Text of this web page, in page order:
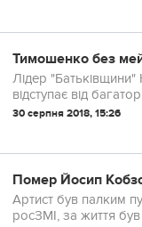
Тимошенко без
Лідер
відступає від
30 серпня 2018, 15:26
Помер Йосип
Артист був палким
росЗМІ, за життя був